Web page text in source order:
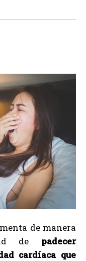
de manera
de padecer
cardíaca que